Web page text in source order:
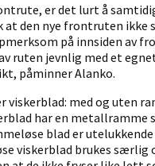
er det lurt å
at den nye frontruten ikke
på innsiden av
ruten jevnlig med et
påminner Alanko.
viskerblad: med og uten
har en metallramme
blad er
viskerblad brukes særlig